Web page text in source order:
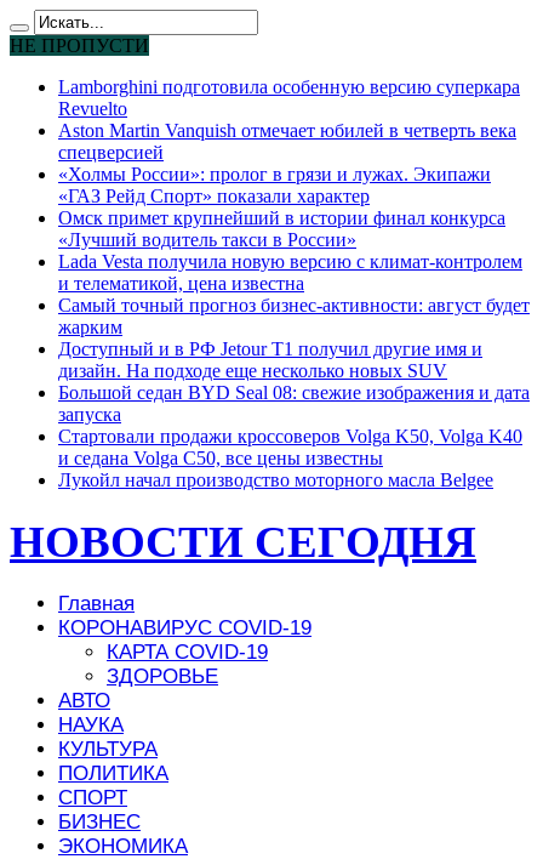
НЕ ПРОПУСТИ
Lamborghini подготовила особенную версию суперкара
Revuelto
Aston Martin Vanquish отмечает юбилей в четверть века
спецверсией
«Холмы России»: пролог в грязи и лужах. Экипажи
«ГАЗ Рейд Спорт» показали характер
Омск примет крупнейший в истории финал конкурса
«Лучший водитель такси в России»
Lada Vesta получила новую версию с климат-контролем
и телематикой, цена известна
Самый точный прогноз бизнес-активности: август будет
жарким
Доступный и в РФ Jetour T1 получил другие имя и
дизайн. На подходе еще несколько новых SUV
Большой седан BYD Seal 08: свежие изображения и дата
запуска
Стартовали продажи кроссоверов Volga K50, Volga K40
и седана Volga C50, все цены известны
Лукойл начал производство моторного масла Belgee
НОВОСТИ СЕГОДНЯ
Главная
КОРОНАВИРУС COVID-19
КАРТА COVID-19
ЗДОРОВЬЕ
АВТО
НАУКА
КУЛЬТУРА
ПОЛИТИКА
СПОРТ
БИЗНЕС
ЭКОНОМИКА